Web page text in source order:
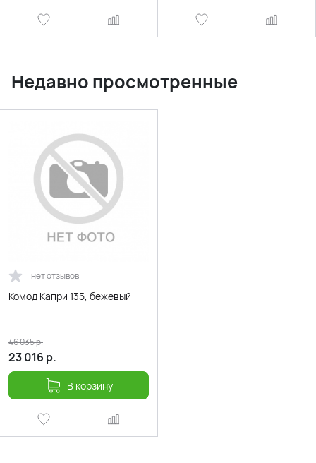
Недавно просмотренные
нет отзывов
Комод Капри 135, бежевый
23 016 р.
46 035р.
В корзину